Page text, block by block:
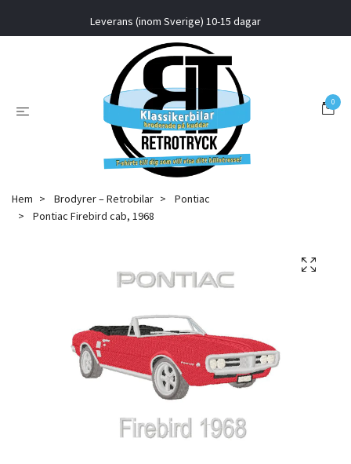
Leverans (inom Sverige) 10-15 dagar
0
Hem Brodyrer – Retrobilar
Pontiac
Pontiac Firebird cab, 1968